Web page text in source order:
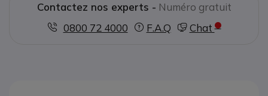
Contactez nos experts - Numéro gratuit
0800 72 4000
F.A.Q Chat